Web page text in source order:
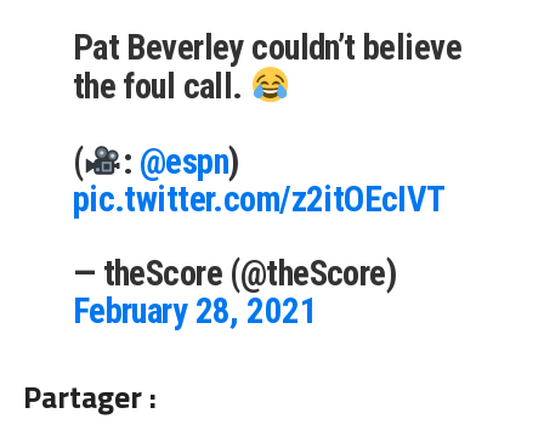
Pat Beverley couldn’t believe
the foul call.
(
: @espn)
pic.twitter.com/z2itOEcIVT
— theScore (@theScore)
February 28, 2021
Partager :